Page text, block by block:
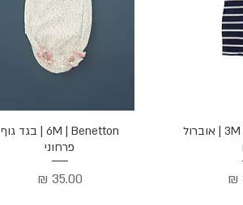
3M | Ralph Lauren | אוברול
תצוגה מהירה6M | Benetton | בגד גוף
פרחוני
מחיר